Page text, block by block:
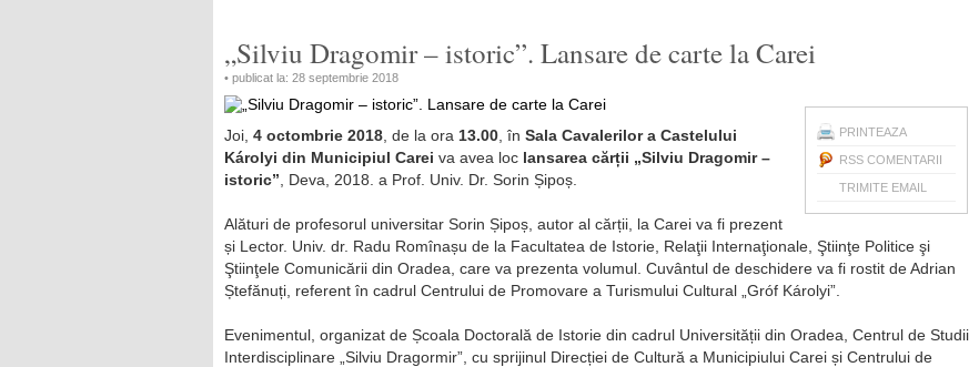
„Silviu Dragomir – istoric”. Lansare de carte la Carei
• publicat la: 28 septembrie 2018
PRINTEAZA
RSS COMENTARII
TRIMITE EMAIL
Joi, 4 octombrie 2018 , de la ora 13.00 , în Sala Cavalerilor a Castelului
Károlyi din Municipiul Carei va avea loc lansarea cărții „Silviu Dragomir –
istoric” , Deva, 2018. a Prof. Univ. Dr. Sorin Șipoș.
Alături de profesorul universitar Sorin Șipoș, autor al cărții, la Carei va fi prezent
și Lector. Univ. dr. Radu Romînașu de la Facultatea de Istorie, Relaţii Internaţionale, Ştiinţe Politice şi
Ştiinţele Comunicării din Oradea, care va prezenta volumul. Cuvântul de deschidere va fi rostit de Adrian
Ștefănuți, referent în cadrul Centrului de Promovare a Turismului Cultural „Gróf Károlyi”.
Evenimentul, organizat de Școala Doctorală de Istorie din cadrul Universității din Oradea, Centrul de Studii
Interdisciplinare „Silviu Dragormir”, cu sprijinul Direcției de Cultură a Municipiului Carei și Centrului de